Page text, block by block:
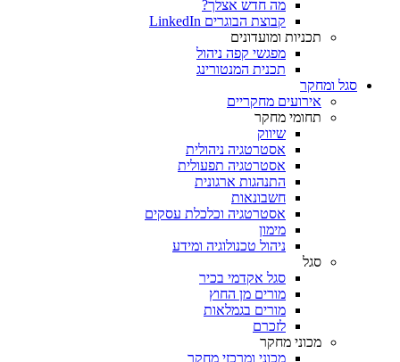
מה חדש אצלך?
קבוצת הבוגרים LinkedIn
תכניות ומועדונים
מפגשי קפה ניהול
תכנית המנטורינג
סגל ומחקר
אירועים מחקריים
תחומי מחקר
שיווק
אסטרטגיה ניהולית
אסטרטגיה תפעולית
התנהגות ארגונית
חשבונאות
אסטרטגיה וכלכלת עסקים
מימון
ניהול טכנולוגיה ומידע
סגל
סגל אקדמי בכיר
מורים מן החוץ
מורים בגמלאות
לזכרם
מכוני מחקר
מכוני ומרכזי מחקר